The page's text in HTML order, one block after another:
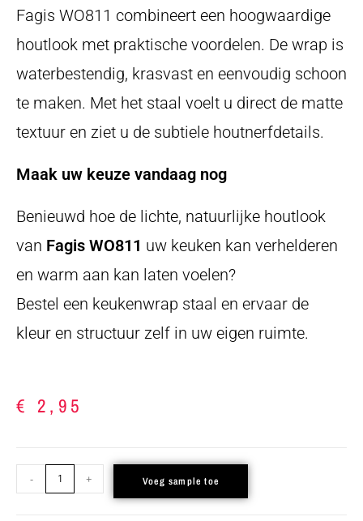
Fagis WO811 combineert een hoogwaardige
houtlook met praktische voordelen. De wrap is
waterbestendig, krasvast en eenvoudig schoon
te maken. Met het staal voelt u direct de matte
textuur en ziet u de subtiele houtnerfdetails.
Maak uw keuze vandaag nog
Benieuwd hoe de lichte, natuurlijke houtlook
van Fagis WO811 uw keuken kan verhelderen
en warm aan kan laten voelen?
Bestel een keukenwrap staal en ervaar de
kleur en structuur zelf in uw eigen ruimte.
€ 2,95
- + Voeg sample toe